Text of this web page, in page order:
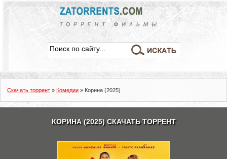
Скачать торрент » Комедии » Корина (2025)
КОРИНА (2025) СКАЧАТЬ ТОРРЕНТ